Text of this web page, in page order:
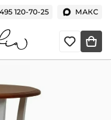
120-70-25 МАКС